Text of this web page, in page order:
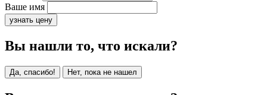
Ваше имя
узнать цену
Вы нашли то, что искали?
Да, спасибо! Нет, пока не нашел